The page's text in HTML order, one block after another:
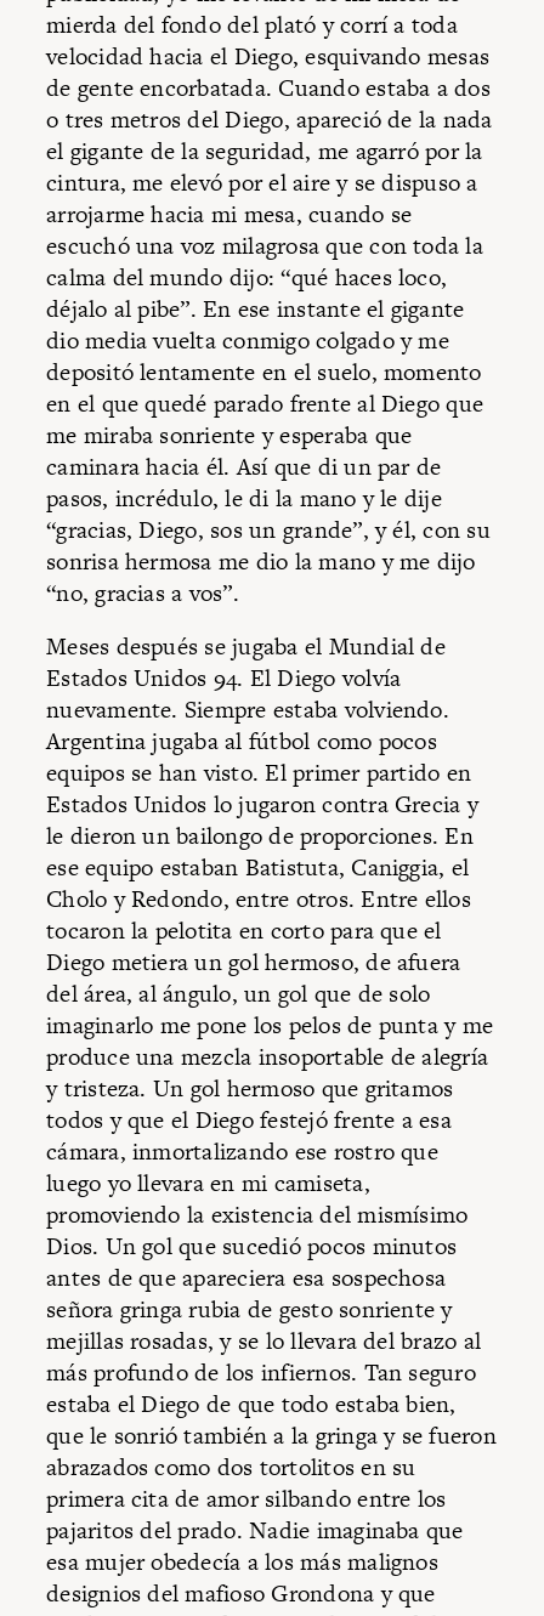
mierda del fondo del plató y corrí a toda
velocidad hacia el Diego, esquivando mesas
de gente encorbatada. Cuando estaba a dos
o tres metros del Diego, apareció de la nada
el gigante de la seguridad, me agarró por la
cintura, me elevó por el aire y se dispuso a
arrojarme hacia mi mesa, cuando se
escuchó una voz milagrosa que con toda la
calma del mundo dijo: “qué haces loco,
déjalo al pibe”. En ese instante el gigante
dio media vuelta conmigo colgado y me
depositó lentamente en el suelo, momento
en el que quedé parado frente al Diego que
me miraba sonriente y esperaba que
caminara hacia él. Así que di un par de
pasos, incrédulo, le di la mano y le dije
“gracias, Diego, sos un grande”, y él, con su
sonrisa hermosa me dio la mano y me dijo
“no, gracias a vos”.
Meses después se jugaba el Mundial de
Estados Unidos 94. El Diego volvía
nuevamente. Siempre estaba volviendo.
Argentina jugaba al fútbol como pocos
equipos se han visto. El primer partido en
Estados Unidos lo jugaron contra Grecia y
le dieron un bailongo de proporciones. En
ese equipo estaban Batistuta, Caniggia, el
Cholo y Redondo, entre otros. Entre ellos
tocaron la pelotita en corto para que el
Diego metiera un gol hermoso, de afuera
del área, al ángulo, un gol que de solo
imaginarlo me pone los pelos de punta y me
produce una mezcla insoportable de alegría
y tristeza. Un gol hermoso que gritamos
todos y que el Diego festejó frente a esa
cámara, inmortalizando ese rostro que
luego yo llevara en mi camiseta,
promoviendo la existencia del mismísimo
Dios. Un gol que sucedió pocos minutos
antes de que apareciera esa sospechosa
señora gringa rubia de gesto sonriente y
mejillas rosadas, y se lo llevara del brazo al
más profundo de los infiernos. Tan seguro
estaba el Diego de que todo estaba bien,
que le sonrió también a la gringa y se fueron
abrazados como dos tortolitos en su
primera cita de amor silbando entre los
pajaritos del prado. Nadie imaginaba que
esa mujer obedecía a los más malignos
designios del mafioso Grondona y que